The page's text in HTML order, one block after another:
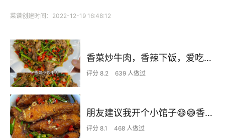
菜谱创建时间：2022-12-19 16:48:12
香菜炒牛肉，香辣下饭，爱吃香菜的朋友看过来，拌饭绝了
评分 8.2 639 人做过
朋友建议我开个小馆子😅😅香辣鱼块太香了🔥
评分 8.1 468 人做过